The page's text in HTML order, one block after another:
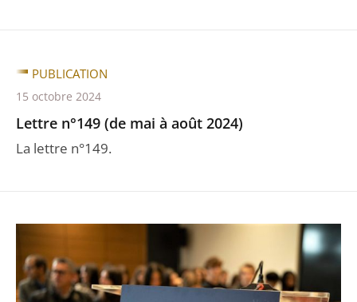
Lettre n°149 (de mai à août 2024)
La lettre n°149.
PUBLICATION
15 octobre 2024